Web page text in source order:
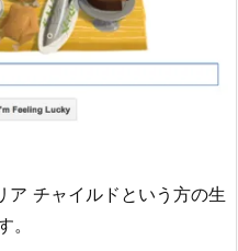
チャイルドという方の生
。